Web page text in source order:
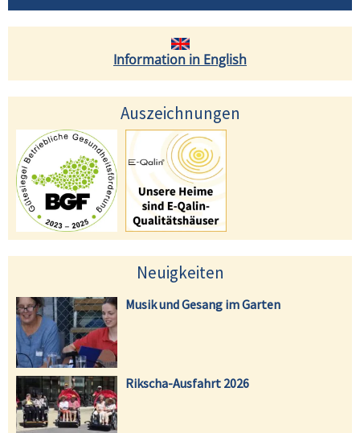
Information in English
Auszeichnungen
Neuigkeiten
Musik und Gesang im Garten
Rikscha-Ausfahrt 2026